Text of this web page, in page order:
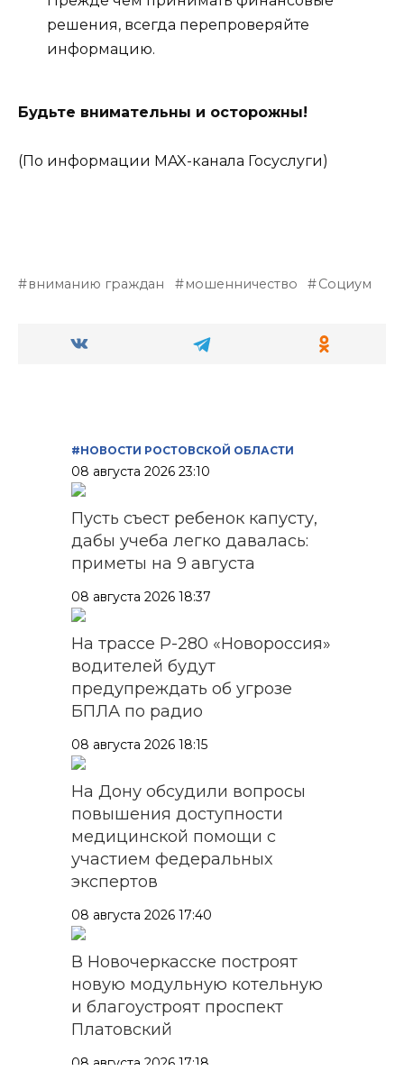
решения, всегда перепроверяйте
информацию.
Будьте внимательны и осторожны!
(По информации MAX-канала Госуслуги)
вниманию граждан мошенничество Социум
#НОВОСТИ РОСТОВСКОЙ ОБЛАСТИ
08 августа 2026 23:10
Пусть съест ребенок капусту,
дабы учеба легко давалась:
приметы на 9 августа
08 августа 2026 18:37
На трассе Р-280 «Новороссия»
водителей будут
предупреждать об угрозе
БПЛА по радио
08 августа 2026 18:15
На Дону обсудили вопросы
повышения доступности
медицинской помощи с
участием федеральных
экспертов
08 августа 2026 17:40
В Новочеркасске построят
новую модульную котельную
и благоустроят проспект
Платовский
08 августа 2026 17:18